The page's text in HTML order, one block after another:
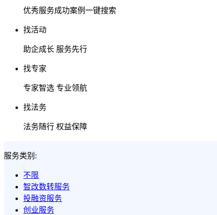
优秀服务成功案例一键搜索
找活动
助企成长 服务先行
找专家
专家智选 专业领航
找法务
法务随行 权益保障
服务类别:
不限
智改数转服务
投融资服务
创业服务